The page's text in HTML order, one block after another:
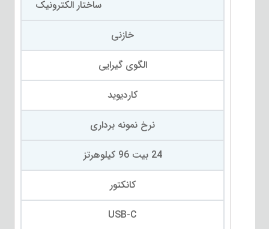
ساختار الکترونیک
خازنی
الگوی گیرایی
کاردیوید
نرخ نمونه برداری
24 بیت 96 کیلوهرتز
کانکتور
USB-C